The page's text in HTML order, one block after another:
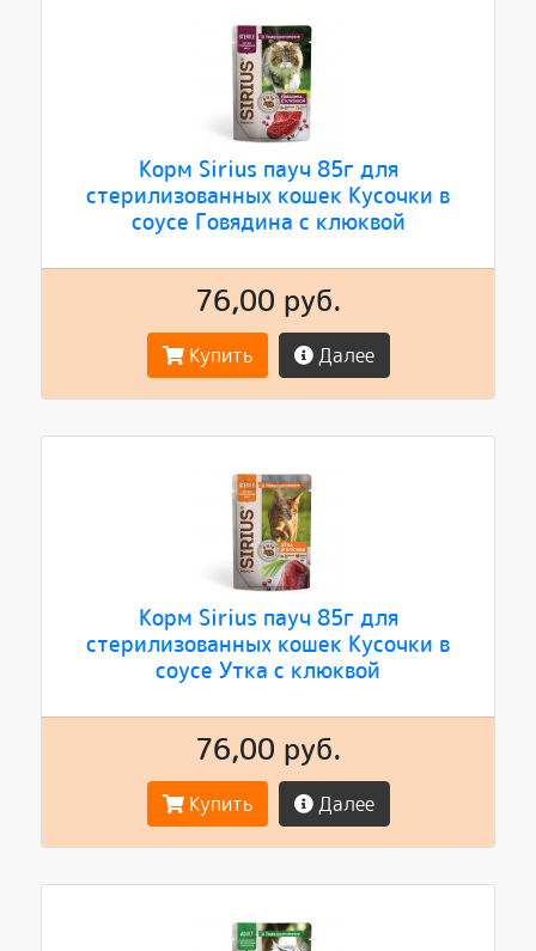
Корм Sirius пауч 85г для
стерилизованных кошек Кусочки в
соусе Говядина с клюквой
76,00 руб.
Купить Далее
Корм Sirius пауч 85г для
стерилизованных кошек Кусочки в
соусе Утка с клюквой
76,00 руб.
Купить Далее